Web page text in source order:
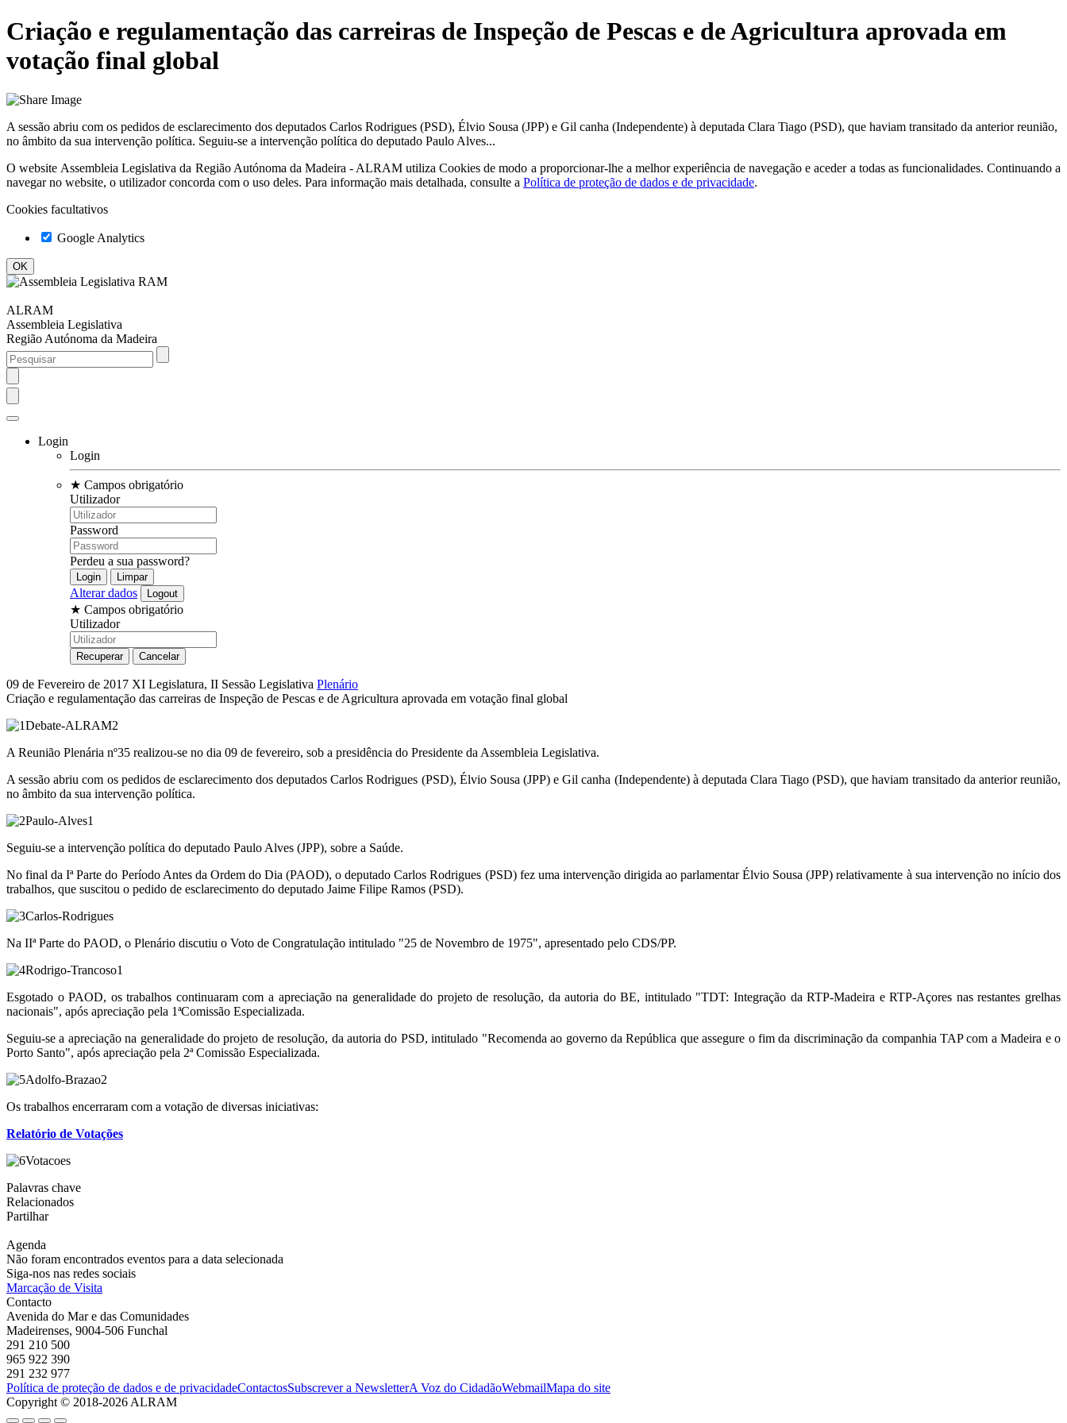
Criação e regulamentação das carreiras de Inspeção de Pescas e de Agricultura aprovada em
votação final global
A sessão abriu com os pedidos de esclarecimento dos deputados Carlos Rodrigues (PSD), Élvio Sousa (JPP) e Gil canha (Independente) à deputada Clara Tiago (PSD), que haviam transitado da anterior reunião,
no âmbito da sua intervenção política. Seguiu-se a intervenção política do deputado Paulo Alves...
O website Assembleia Legislativa da Região Autónoma da Madeira - ALRAM utiliza Cookies de modo a proporcionar-lhe a melhor experiência de navegação e aceder a todas as funcionalidades. Continuando a
navegar no website, o utilizador concorda com o uso deles. Para informação mais detalhada, consulte a Política de proteção de dados e de privacidade.
Cookies facultativos
Google Analytics
ALRAM
Assembleia Legislativa
Região Autónoma da Madeira
Login
Login
★ Campos obrigatório
Utilizador
Password
Perdeu a sua password?
Alterar dados
★ Campos obrigatório
Utilizador
09 de Fevereiro de 2017 XI Legislatura, II Sessão Legislativa Plenário
Criação e regulamentação das carreiras de Inspeção de Pescas e de Agricultura aprovada em votação final global
A Reunião Plenária nº35 realizou-se no dia 09 de fevereiro, sob a presidência do Presidente da Assembleia Legislativa.
A sessão abriu com os pedidos de esclarecimento dos deputados Carlos Rodrigues (PSD), Élvio Sousa (JPP) e Gil canha (Independente) à deputada Clara Tiago (PSD), que haviam transitado da anterior reunião,
no âmbito da sua intervenção política.
Seguiu-se a intervenção política do deputado Paulo Alves (JPP), sobre a Saúde.
No final da Iª Parte do Período Antes da Ordem do Dia (PAOD), o deputado Carlos Rodrigues (PSD) fez uma intervenção dirigida ao parlamentar Élvio Sousa (JPP) relativamente à sua intervenção no início dos
trabalhos, que suscitou o pedido de esclarecimento do deputado Jaime Filipe Ramos (PSD).
Na IIª Parte do PAOD, o Plenário discutiu o Voto de Congratulação intitulado "25 de Novembro de 1975", apresentado pelo CDS/PP.
Esgotado o PAOD, os trabalhos continuaram com a apreciação na generalidade do projeto de resolução, da autoria do BE, intitulado "TDT: Integração da RTP-Madeira e RTP-Açores nas restantes grelhas
nacionais", após apreciação pela 1ªComissão Especializada.
Seguiu-se a apreciação na generalidade do projeto de resolução, da autoria do PSD, intitulado "Recomenda ao governo da República que assegure o fim da discriminação da companhia TAP com a Madeira e o
Porto Santo", após apreciação pela 2ª Comissão Especializada.
Os trabalhos encerraram com a votação de diversas iniciativas:
Relatório de Votações
Palavras chave
Relacionados
Partilhar
Agenda
Não foram encontrados eventos para a data selecionada
Siga-nos nas redes sociais
Marcação de Visita
Contacto
Avenida do Mar e das Comunidades
Madeirenses, 9004-506 Funchal
291 210 500
965 922 390
291 232 977
Política de proteção de dados e de privacidadeContactosSubscrever a NewsletterA Voz do CidadãoWebmailMapa do site
Copyright © 2018-2026 ALRAM